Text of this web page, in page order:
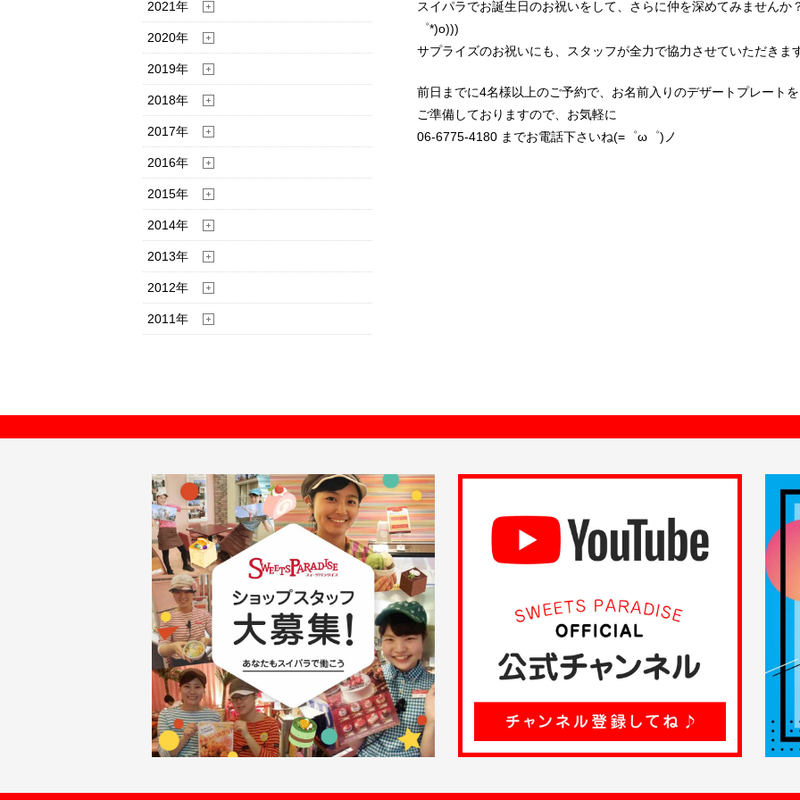
2021年
2020年
2019年
2018年
2017年
2016年
2015年
2014年
2013年
2012年
2011年
スイパラでお誕生日のお祝いをして、さらに仲を深めてみません
゜*)o)))
サプライズのお祝いにも、スタッフが全力で協力させていただき
前日までに4名様以上のご予約で、お名前入りのデザートプレートを
ご準備しておりますので、お気軽に
06-6775-4180 までお電話下さいね(=゜ω゜)ノ